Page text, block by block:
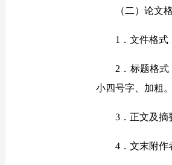
（二）论文格
1．文件格式：
2．标题格式：
小四号字、加粗。
3．正文及摘要
4．文末附作者